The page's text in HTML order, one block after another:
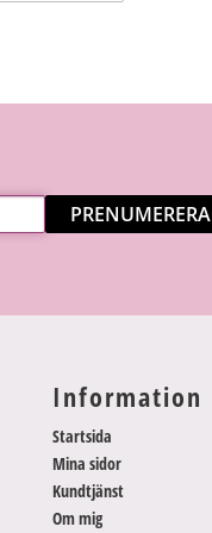
PRENUMERERA
Information
Startsida
Mina sidor
Kundtjänst
Om mig